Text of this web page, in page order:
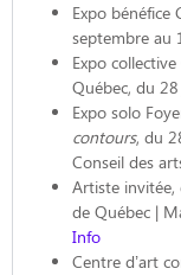
Expo bénéfice
septembre au
Expo
Québec, du
Expo solo
contours, du
Conseil des
Artiste invitée,
de Québec |
Info
Centre d’art